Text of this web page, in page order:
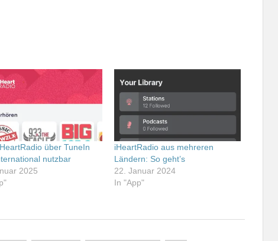
über TuneIn
nutzbar
2025
iHeartRadio aus mehreren
Ländern: So geht’s
22. Januar 2024
In "App"